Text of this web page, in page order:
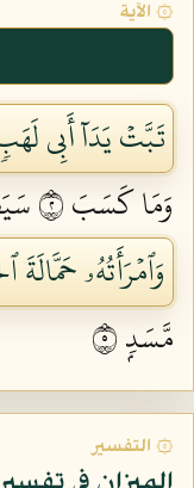
۞ الآية
تَبَّتۡ يَدَآ أَبِي
وَمَا كَسَبَ ٢
وَٱمۡرَأَتُهُۥ حَمَّالَةَ
مَّسَدِۭ ٥
۞ التفسير